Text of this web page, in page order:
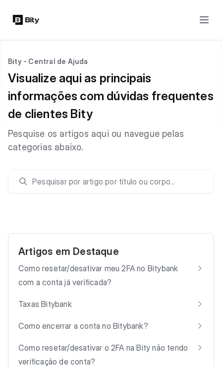
Bity - Central de Ajuda
Visualize aqui as principais
informações com dúvidas frequentes
de clientes Bity
Pesquise os artigos aqui ou navegue pelas
categorias abaixo.
Artigos em Destaque
Como resetar/desativar meu 2FA no Bitybank
com a conta já verificada?
Taxas Bitybank
Como encerrar a conta no Bitybank?
Como resetar/desativar o 2FA na Bity não tendo
verificação de conta?